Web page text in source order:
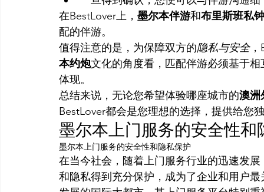
在BestLover上， 墨尔本伴游和布里斯班私钟
配的伴游。
值得注意的是，为保障双方的隐私与安全，
本约炮文化的角度看，匹配伴游必须基于
体现。
总结来说，无论您希望体验哪座城市的澳洲
BestLover都会是您理想的选择，提供给您
墨尔本上门服务的安全性和
墨尔本上门服务的安全性和隐私保护
在当今社会，随着上门服务行业的迅速发
和隐私得到充分保护，成为了企业和用户